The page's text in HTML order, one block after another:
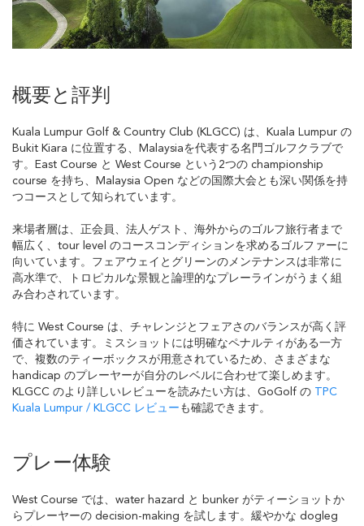
概要と評判
Kuala Lumpur Golf & Country Club (KLGCC) は、Kuala Lumpur の
Bukit Kiara に位置する、Malaysiaを代表する名門ゴルフクラブで
す。East Course と West Course という2つの championship
course を持ち、Malaysia Open などの国際大会とも深い関係を持
つコースとして知られています。
来場者層は、正会員、法人ゲスト、海外からのゴルフ旅行者まで
幅広く、tour level のコースコンディションを求めるゴルファーに
向いています。フェアウェイとグリーンのメンテナンスは非常に
高水準で、トロピカルな景観と論理的なプレーラインがうまく組
み合わされています。
特に West Course は、チャレンジとフェアさのバランスが高く評
価されています。ミスショットには明確なペナルティがある一方
で、複数のティーボックスが用意されているため、さまざまな
handicap のプレーヤーが自分のレベルに合わせて楽しめます。
KLGCC のより詳しいレビューを読みたい方は、GoGolf の
TPC
Kuala Lumpur / KLGCC レビュー も確認できます。
プレー体験
West Course では、water hazard と bunker がティーショットか
らプレーヤーの decision-making を試します。緩やかな dogleg